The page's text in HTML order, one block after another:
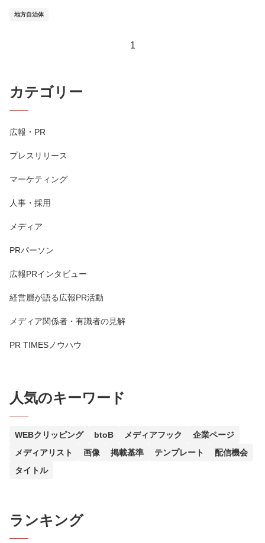
地方自治体
1
カテゴリー
広報・PR
プレスリリース
マーケティング
人事・採用
メディア
PRパーソン
広報PRインタビュー
経営層が語る広報PR活動
メディア関係者・有識者の見解
PR TIMESノウハウ
人気のキーワード
WEBクリッピング btoB メディアフック
企業ページ
メディアリスト
画像 掲載基準 テンプレート
配信機会
タイトル
ランキング